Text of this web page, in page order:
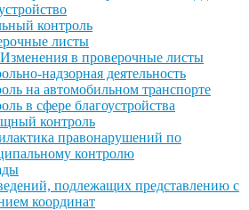
контроль
листы
Изменения в проверочные листы
надзорная деятельность
на автомобильном транспорте
в сфере благоустройства
контроль
правонарушений по
контролю
подлежащих представлению с
координат